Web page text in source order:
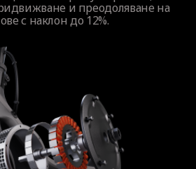
и преодоляване на
с наклон до 12%.